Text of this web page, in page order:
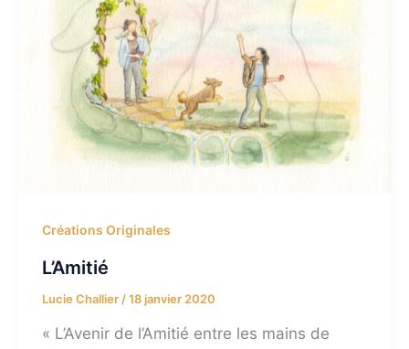
Créations Originales
L’Amitié
Lucie Challier /18 janvier 2020
« L’Avenir de l’Amitié entre les mains de